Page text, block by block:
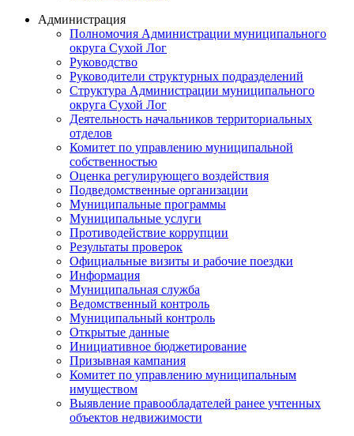
Администрация
Полномочия Администрации муниципального
округа Сухой Лог
Руководство
Руководители структурных подразделений
Структура Администрации муниципального
округа Сухой Лог
Деятельность начальников территориальных
отделов
Комитет по управлению муниципальной
собственностью
Оценка регулирующего воздействия
Подведомственные организации
Муниципальные программы
Муниципальные услуги
Противодействие коррупции
Результаты проверок
Официальные визиты и рабочие поездки
Информация
Муниципальная служба
Ведомственный контроль
Муниципальный контроль
Открытые данные
Инициативное бюджетирование
Призывная кампания
Комитет по управлению муниципальным
имуществом
Выявление правообладателей ранее учтенных
объектов недвижимости